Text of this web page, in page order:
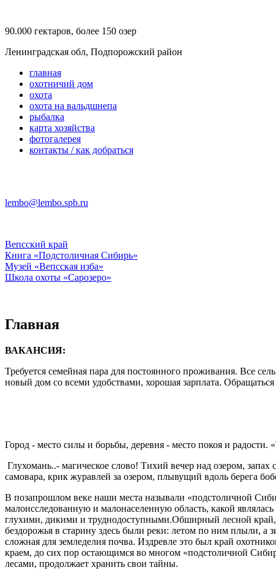
90.000 гектаров, более 150 озер
Ленинградская обл, Подпорожский район
главная
охотничий дом
охота
охота на вальдшнепа
рыбалка
карта хозяйства
фотогалерея
контакты / как добраться
lembo@lembo.spb.ru
Вепсский край
Книга «Подстоличная Сибирь»
Музей «Вепсская изба»
Школа охоты «Сарозеро»
Главная
ВАКАНСИЯ:
Требуется семейная пара для постоянного проживания. Все
новый дом со всеми удобствами, хорошая зарплата.
Город - место силы и борьбы, деревня - место покоя и
Глухомань..- магическое слово! Тихий вечер над озером,
самовара, крик журавлей за озером, плывущий вдоль берега
В позапрошлом веке наши места называли «подстоличной
малоисследованную и малонаселенную область, какой
глухими, дикими и труднодоступными.Обширный лесной
бездорожья в старину здесь были реки: летом по ним плыли, а
сложная для земледелия почва. Издревле это был край
краем, до сих пор остающимся во многом «подстоличной
лесами, продолжает хранить свои тайны.